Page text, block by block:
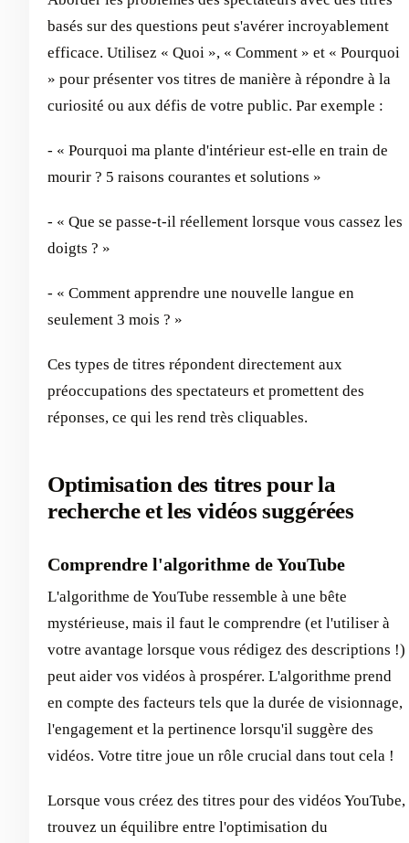
basés sur des questions peut s'avérer incroyablement
efficace. Utilisez « Quoi », « Comment » et « Pourquoi
» pour présenter vos titres de manière à répondre à la
curiosité ou aux défis de votre public. Par exemple :
- « Pourquoi ma plante d'intérieur est-elle en train de
mourir ? 5 raisons courantes et solutions »
- « Que se passe-t-il réellement lorsque vous cassez les
doigts ? »
- « Comment apprendre une nouvelle langue en
seulement 3 mois ? »
Ces types de titres répondent directement aux
préoccupations des spectateurs et promettent des
réponses, ce qui les rend très cliquables.
Optimisation des titres pour la
recherche et les vidéos suggérées
Comprendre l'algorithme de YouTube
L'algorithme de YouTube ressemble à une bête
mystérieuse, mais il faut le comprendre (et l'utiliser à
votre avantage lorsque vous rédigez des descriptions !)
peut aider vos vidéos à prospérer. L'algorithme prend
en compte des facteurs tels que la durée de visionnage,
l'engagement et la pertinence lorsqu'il suggère des
vidéos. Votre titre joue un rôle crucial dans tout cela !
Lorsque vous créez des titres pour des vidéos YouTube,
trouvez un équilibre entre l'optimisation du